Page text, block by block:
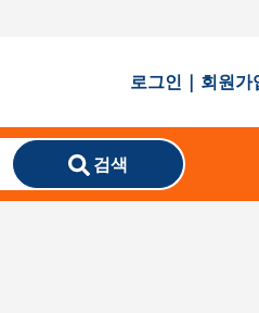
로그인 | 회원가
검색